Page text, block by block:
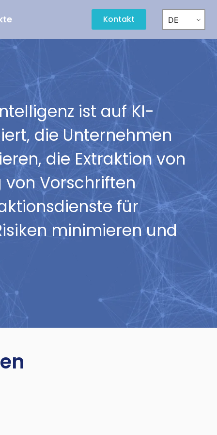
Kontakt DE
ist auf KI-
die Unternehmen
die Extraktion von
Vorschriften
für
minimieren und